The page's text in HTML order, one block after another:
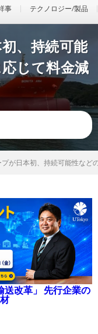
事 テクノロジー/製品
、持続可能
じて料金減
が日本初、持続可能性など
送改革」 先行企業の